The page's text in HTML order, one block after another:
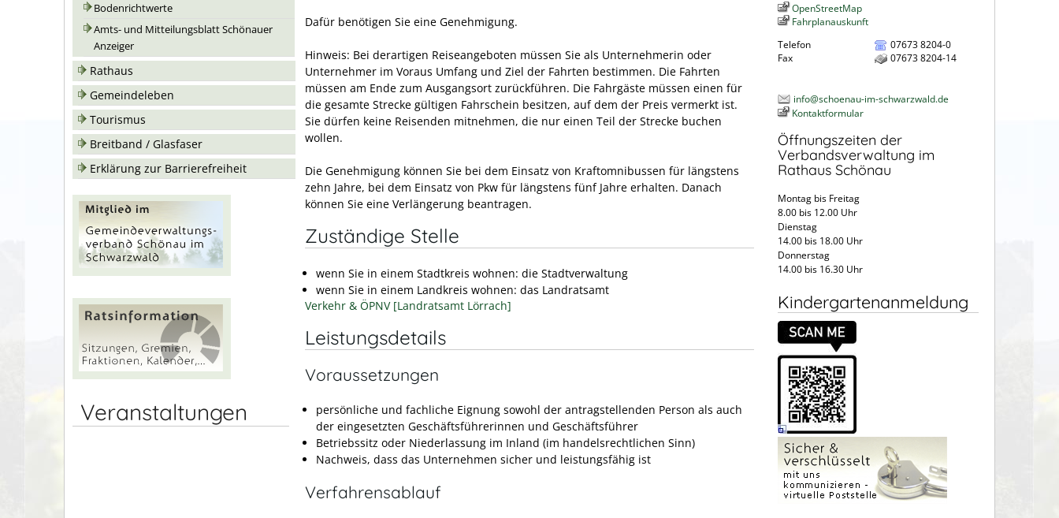
Bodenrichtwerte
Amts- und Mitteilungsblatt Schönauer
Anzeiger
Rathaus
Gemeindeleben
Tourismus
Breitband / Glasfaser
Erklärung zur Barrierefreiheit
Veranstaltungen
Dafür benötigen Sie eine Genehmigung.
Hinweis: Bei derartigen Reiseangeboten müssen Sie als Unternehmerin oder
Unternehmer im Voraus Umfang und Ziel der Fahrten bestimmen. Die Fahrten
müssen am Ende zum Ausgangsort zurückführen. Die Fahrgäste müssen einen für
die gesamte Strecke gültigen Fahrschein besitzen, auf dem der Preis vermerkt ist.
Sie dürfen keine Reisenden mitnehmen, die nur einen Teil der Strecke buchen
wollen.
Die Genehmigung können Sie bei dem Einsatz von Kraftomnibussen für längstens
zehn Jahre, bei dem Einsatz von Pkw für längstens fünf Jahre erhalten. Danach
können Sie eine Verlängerung beantragen.
Zuständige Stelle
wenn Sie in einem Stadtkreis wohnen: die Stadtverwaltung
wenn Sie in einem Landkreis wohnen: das Landratsamt
Verkehr & ÖPNV [Landratsamt Lörrach]
Leistungsdetails
Voraussetzungen
persönliche und fachliche Eignung sowohl der antragstellenden Person als auch
der eingesetzten Geschäftsführerinnen und Geschäftsführer
Betriebssitz oder Niederlassung im Inland (im handelsrechtlichen Sinn)
Nachweis, dass das Unternehmen sicher und leistungsfähig ist
Verfahrensablauf
OpenStreetMap
Fahrplanauskunft
Telefon
07673 8204-0
Fax
07673 8204-14
info@schoenau-im-schwarzwald.de
Kontaktformular
Öffnungszeiten der
Verbandsverwaltung im
Rathaus Schönau
Montag bis Freitag
8.00 bis 12.00 Uhr
Dienstag
14.00 bis 18.00 Uhr
Donnerstag
14.00 bis 16.30 Uhr
Kindergartenanmeldung